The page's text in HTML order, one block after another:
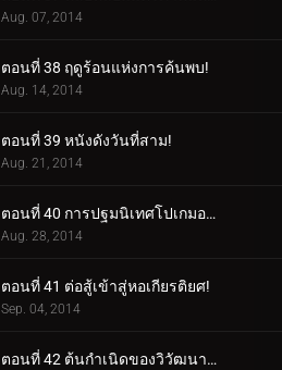
Aug. 07, 2014
ตอนที่ 38 ฤดูร้อนแห่งการค้นพบ!
Aug. 14, 2014
ตอนที่ 39 หนังดังวันที่สาม!
Aug. 21, 2014
ตอนที่ 40 การปฐมนิเทศโปเกมอนที่เต็มไปด้วยหมอก!
Aug. 28, 2014
ตอนที่ 41 ต่อสู้เข้าสู่หอเกียรติยศ!
Sep. 04, 2014
ตอนที่ 42 ต้นกำเนิดของวิวัฒนาการเมก้า!